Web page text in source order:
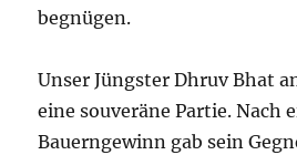
begnügen.
Unser Jüngster Dhruv Bhat
eine souveräne Partie. Nach
Bauerngewinn gab sein